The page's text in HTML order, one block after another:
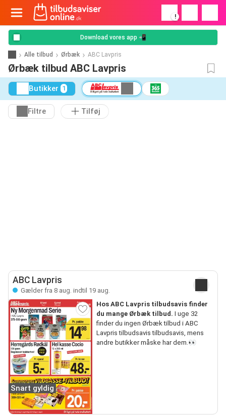
!
Download vores app 📲
Alle tilbud Ørbæk ABC Lavpris
Ørbæk tilbud ABC Lavpris
Butikker 1
Filtre Tilføj
ABC Lavpris
Gælder fra 8 aug. indtil 19 aug.
Snart gyldig
Hos ABC Lavpris tilbudsavis finder
du mange Ørbæk tilbud. I uge 32
finder du ingen Ørbæk tilbud i ABC
Lavpris tilbudsavis tilbudsavis, mens
andre butikker måske har dem.👀